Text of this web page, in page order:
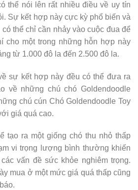
thể nói lên rất nhiều điều về uy tín
Sự kết hợp này cực kỳ phổ biến và
thể chỉ cần nhảy vào cuộc đua để
cho một trong những hỗn hợp này
từ 1.000 đô la đến 2.500 đô la.
sự kết hợp này đều có thể đưa ra
về những chú chó Goldendoodle
chú cún Chó Goldendoodle Toy
giá quá cao.
tạo ra một giống chó thu nhỏ thấp
vi trọng lượng bình thường khiến
vấn đề sức khỏe nghiêm trọng.
mua ở một mức giá quá thấp cũng